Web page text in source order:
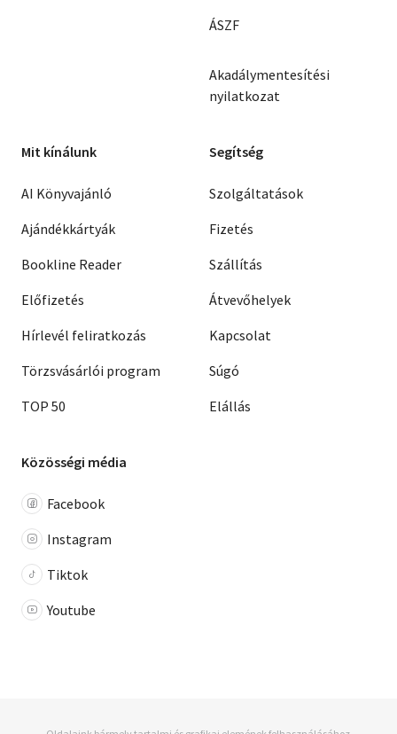
ÁSZF
Akadálymentesítési
nyilatkozat
Mit kínálunk
AI Könyvajánló
Ajándékkártyák
Bookline Reader
Előfizetés
Hírlevél feliratkozás
Törzsvásárlói program
TOP 50
Segítség
Szolgáltatások
Fizetés
Szállítás
Átvevőhelyek
Kapcsolat
Súgó
Elállás
Közösségi média
Facebook
Instagram
Tiktok
Youtube